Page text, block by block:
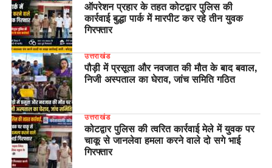
ऑपरेशन प्रहार के तहत कोटद्वार पुलिस की
कार्रवाई बुद्धा पार्क में मारपीट कर रहे तीन युवक
गिरफ्तार
उत्तराखंड
पौड़ी में प्रसूता और नवजात की मौत के बाद बवाल,
निजी अस्पताल का घेराव, जांच समिति गठित
उत्तराखंड
कोटद्वार पुलिस की त्वरित कार्रवाई मेले में युवक पर
चाकू से जानलेवा हमला करने वाले दो सगे भाई
गिरफ्तार